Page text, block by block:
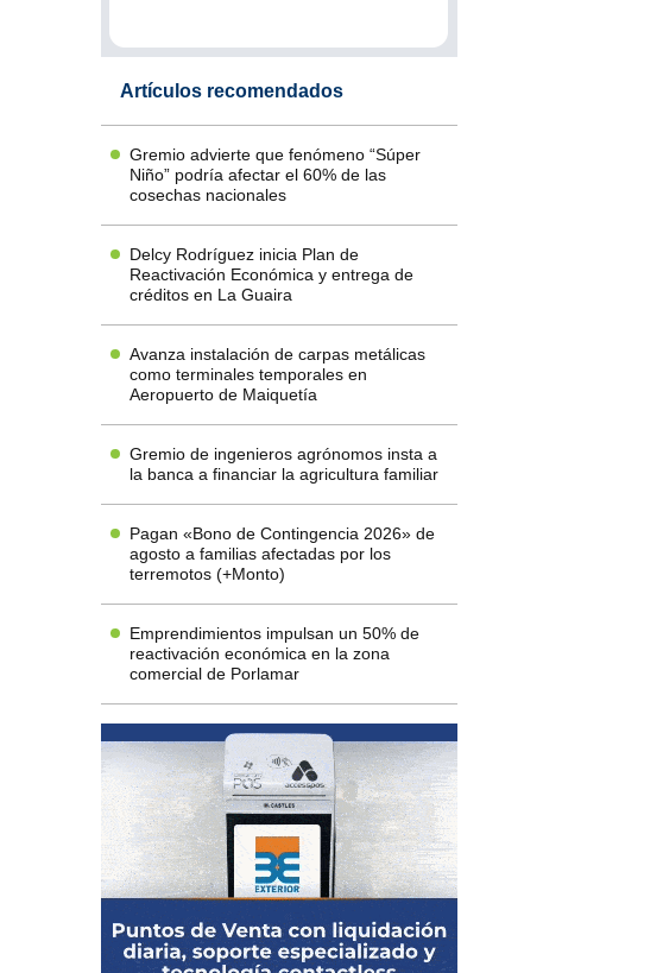
Artículos recomendados
Gremio advierte que fenómeno “Súper
Niño” podría afectar el 60% de las
cosechas nacionales
Delcy Rodríguez inicia Plan de
Reactivación Económica y entrega de
créditos en La Guaira
Avanza instalación de carpas metálicas
como terminales temporales en
Aeropuerto de Maiquetía
Gremio de ingenieros agrónomos insta a
la banca a financiar la agricultura familiar
Pagan «Bono de Contingencia 2026» de
agosto a familias afectadas por los
terremotos (+Monto)
Emprendimientos impulsan un 50% de
reactivación económica en la zona
comercial de Porlamar